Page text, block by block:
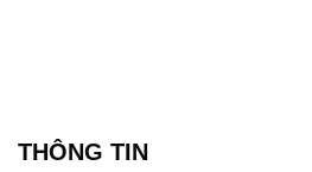
THÔNG TIN